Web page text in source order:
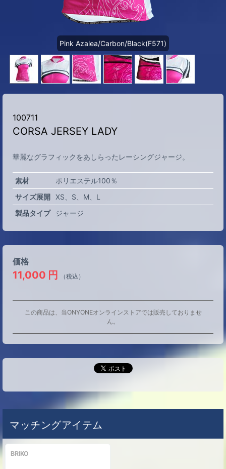
Pink Azalea/Carbon/Black(F571)
100711
CORSA JERSEY LADY
華麗なグラフィックをあしらったレーシングジャージ。
素材
ポリエステル100％
サイズ展開 XS S M
L
製品タイプ
ジャージ
価格
11,000 円 （税込）
この商品は、当ONYONEオンラインストアでは販売しておりませ
ん。
マッチングアイテム
BRIKO